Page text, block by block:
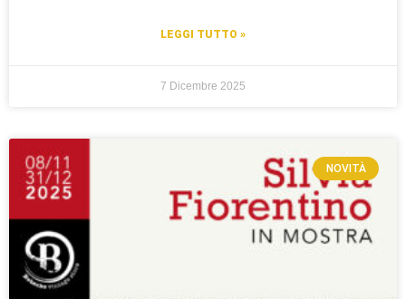
LEGGI TUTTO »
7 Dicembre 2025
NOVITÀ